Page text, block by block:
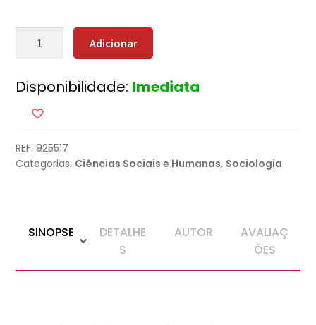
Quantidade
Adicionar
Disponibilidade: Imediata
REF:925517
Categorias: Ciências Sociais e Humanas, Sociologia
SINOPSE
DETALHE
S
AUTOR
AVALIAÇ
ÕES